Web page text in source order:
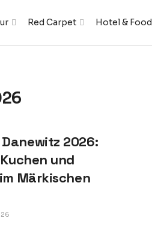
Red Carpet Hotel & Food
2026:
und
Märkischen